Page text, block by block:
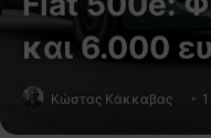
και 6.000
Κώστας Κάκκαβας